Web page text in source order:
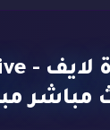
مباشر